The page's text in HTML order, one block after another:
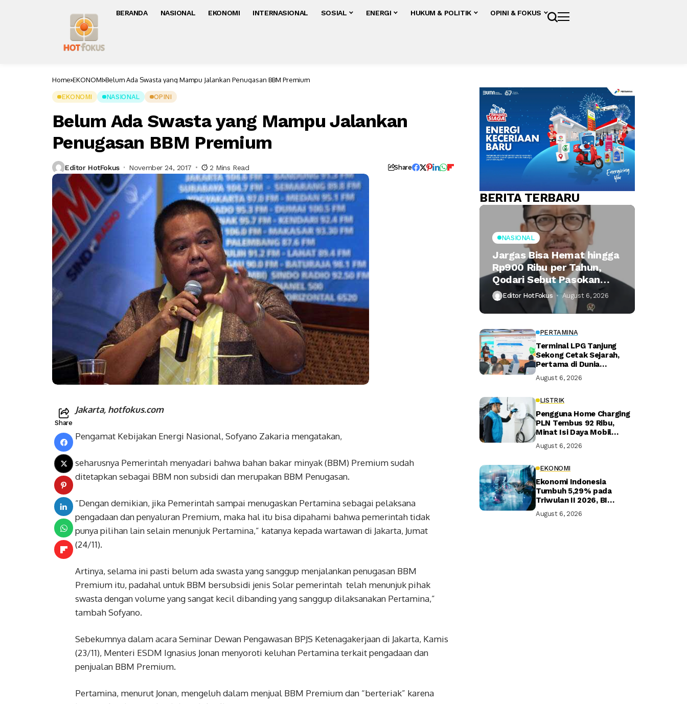
BERANDA NASIONAL EKONOMI INTERNASIONAL SOSIAL ENERGI HUKUM & POLITIK OPINI & FOKUS
Home EKONOMI Belum Ada Swasta yang Mampu Jalankan Penugasan BBM Premium
EKONOMI NASIONAL OPINI
Belum Ada Swasta yang Mampu Jalankan
Penugasan BBM Premium
Editor HotFokus November 24, 2017 2 Mins Read Share
Share
Jakarta, hotfokus.com
Pengamat Kebijakan Energi Nasional, Sofyano Zakaria mengatakan,
seharusnya Pemerintah menyadari bahwa bahan bakar minyak (BBM) Premium sudah
ditetapkan sebagai BBM non subsidi dan merupakan BBM Penugasan.
“Dengan demikian, jika Pemerintah sampai menugaskan Pertamina sebagai pelaksana
pengadaan dan penyaluran Premium, maka hal itu bisa dipahami bahwa pemerintah tidak
punya pilihan lain selain menunjuk Pertamina,” katanya kepada wartawan di Jakarta, Jumat
(24/11).
Artinya, selama ini pasti belum ada swasta yang sanggup menjalankan penugasan BBM
Premium itu, padahal untuk BBM bersubsidi jenis Solar pemerintah telah menunjuk pihak
swasta dengan volume yang sangat kecil dibanding yang sanggup dilaksanakan Pertamina,”
tambah Sofyano.
Sebekumnya dalam acara Seminar Dewan Pengawasan BPJS Ketenagakerjaan di Jakarta, Kamis
(23/11), Menteri ESDM Ignasius Jonan menyoroti keluhan Pertamina terkait pengadaan dan
penjualan BBM Premium.
Pertamina, menurut Jonan, mengeluh dalam menjual BBM Premium dan “berteriak” karena
BERITA TERBARU
NASIONAL
Jargas Bisa Hemat hingga
Rp900 Ribu per Tahun,
Qodari Sebut Pasokan
Lebih Praktis
Editor HotFokus August 6, 2026
PERTAMINA
Terminal LPG Tanjung
Sekong Cetak Sejarah,
Pertama di Dunia
Terminal
August 6, 2026
LISTRIK
Pengguna Home Charging
PLN Tembus 92 Ribu,
Minat Isi Daya Mobil
Naik
August 6, 2026
EKONOMI
Ekonomi Indonesia
Tumbuh 5,29% pada
Triwulan II 2026, BI
Tahunan Tercapai
August 6, 2026